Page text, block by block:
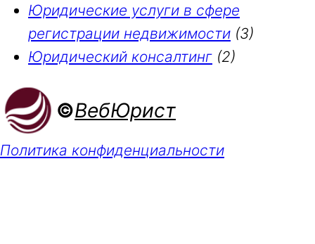
Юридические услуги в сфере
регистрации недвижимости (3)
Юридический консалтинг (2)
©ВебЮрист
Политика конфиденциальности